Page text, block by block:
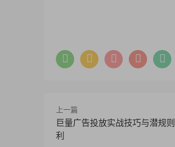
上一篇
巨量广告投放实战技巧与潜规
利